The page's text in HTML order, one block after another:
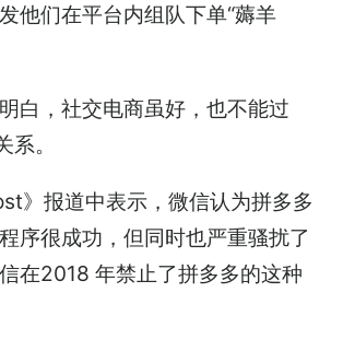
他们在平台内组队下单“薅羊
白，社交电商虽好，也不能过
系。
》报道中表示，微信认为拼多多
序很成功，但同时也严重骚扰了
在2018 年禁止了拼多多的这种